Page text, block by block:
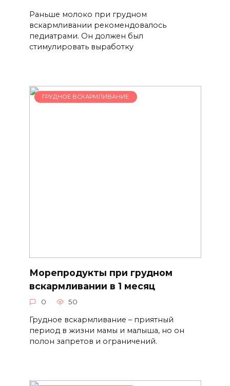
Раньше молоко при грудном
вскармливании рекомендовалось
педиатрами. Он должен был
стимулировать выработку
ГРУДНОЕ ВСКАРМЛИВАНИЕ
Морепродукты при грудном
вскармливании в 1 месяц
0 50
Грудное вскармливание – приятный
период в жизни мамы и малыша, но он
полон запретов и ограничений.